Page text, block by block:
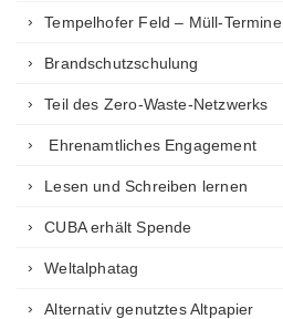
Tempelhofer Feld – Müll-Termine
Brandschutzschulung
Teil des Zero-Waste-Netzwerks
Ehrenamtliches Engagement
Lesen und Schreiben lernen
CUBA erhält Spende
Weltalphatag
Alternativ genutztes Altpapier